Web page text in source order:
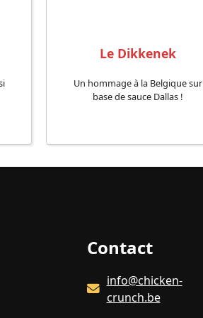
Le Dikkenek
Un hommage à la Belgique sur
base de sauce Dallas !
Contact
info@chicken-
crunch.be